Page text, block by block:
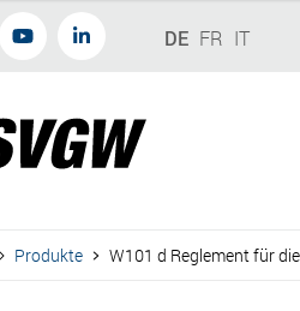
DE FR IT
Produkte W101 d Reglement für